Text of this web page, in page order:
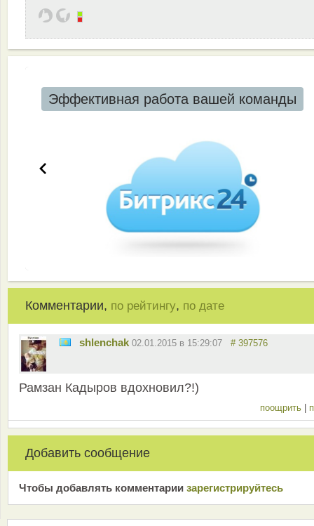
Эффективная работа вашей команды
Комментарии, по рейтингу, по дате
shlenchak 02.01.2015 в 15:29:07 # 397576
Рамзан Кадыров вдохновил?!)
поощрить
Добавить сообщение
Чтобы добавлять комментарии зарeгиcтрирyйтeсь